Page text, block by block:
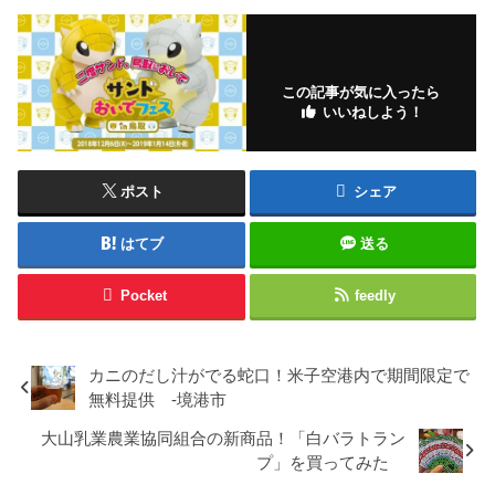
この記事が気に入ったら
いいねしよう！
ポスト シェア
はてブ 送る
Pocket feedly
カニのだし汁がでる蛇口！米子空港内で期間限定で
無料提供 -境港市
大山乳業農業協同組合の新商品！「白バラトラン
プ」を買ってみた